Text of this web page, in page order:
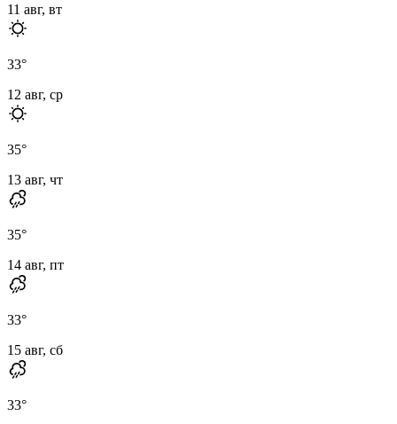
11 авг, вт
33°
12 авг, ср
35°
13 авг, чт
35°
14 авг, пт
33°
15 авг, сб
33°